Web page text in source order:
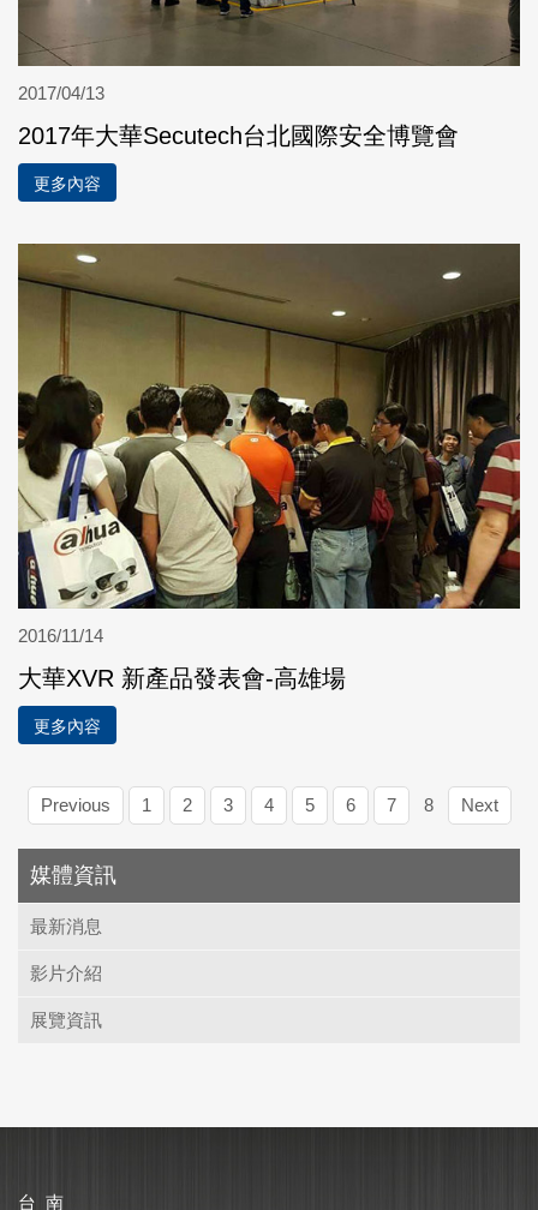
2017/04/13
2017年大華Secutech台北國際安全博覽會
更多內容
2016/11/14
大華XVR 新產品發表會-高雄場
更多內容
Previous 1 2 3 4 5 6 7 8 Next
媒體資訊
最新消息
影片介紹
展覽資訊
台 南